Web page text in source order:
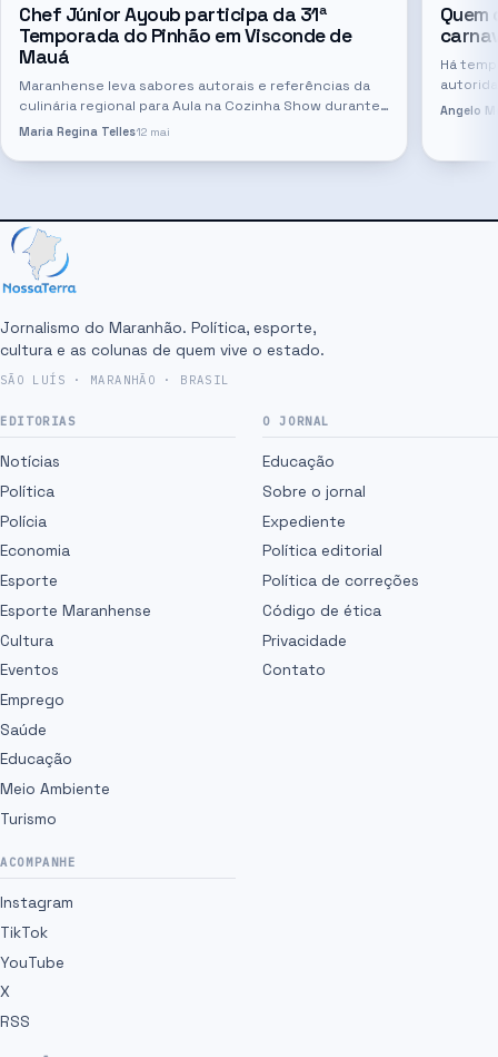
Chef Júnior Ayoub participa da 31ª
Temporada do Pinhão em Visconde de
Mauá
Maranhense leva sabores autorais e referências da
culinária regional para Aula na Cozinha Show durante
a programação da 31ª Temporada do Pinhão, em
Maria Regina Telles12 mai
Há
dos
Angelo
Jornalismo do Maranhão. Política, esporte,
cultura e as colunas de quem vive o estado.
SÃO LUÍS · MARANHÃO · BRASIL
EDITORIAS
Notícias
Política
Polícia
Economia
Esporte
Esporte Maranhense
Cultura
Eventos
Emprego
Saúde
Educação
Meio Ambiente
Turismo
O JORNAL
Educação
Sobre o jornal
Expediente
Política editorial
Política de correções
Código de ética
Privacidade
Contato
ACOMPANHE
Instagram
TikTok
YouTube
X
RSS